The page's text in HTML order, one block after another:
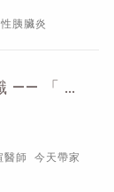
胰臟炎
—— 「 F
醫師 今天帶家